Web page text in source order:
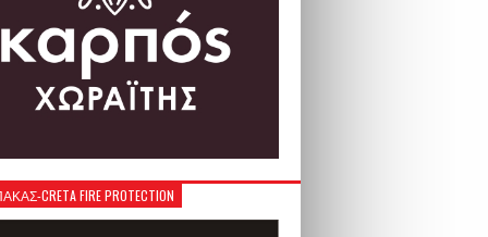
CRETA FIRE PROTECTION